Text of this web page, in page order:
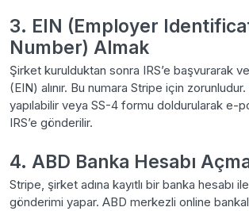
3. EIN (Employer
Number) Almak
Şirket kurulduktan sonra IRS’e başvurarak
(EIN) alınır. Bu numara Stripe için
yapılabilir veya SS-4 formu doldurularak e-
IRS’e gönderilir.
4. ABD Banka Hesabı
Stripe, şirket adına kayıtlı bir banka hesabı
gönderimi yapar. ABD merkezli online